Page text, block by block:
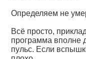
Определяем не
Всё просто,
программа вполне
пульс. Если